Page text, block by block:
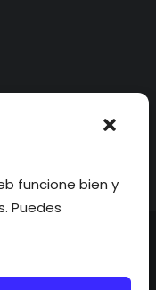
funcione bien y
Puedes